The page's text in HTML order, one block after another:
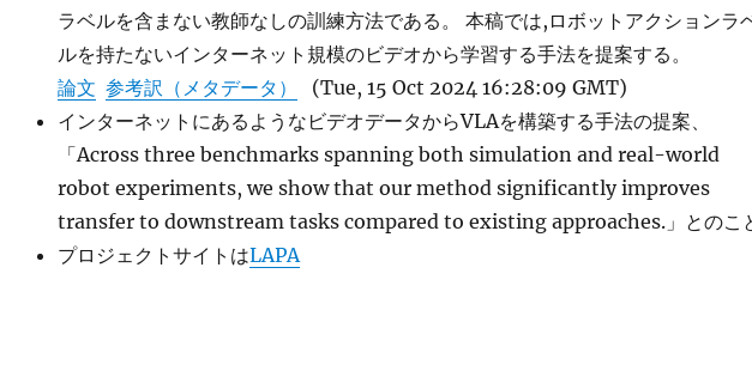
ラベルを含まない教師なしの訓練方法である。 本稿では,ロボットアクションラ
ルを持たないインターネット規模のビデオから学習する手法を提案する。
論文 参考訳（メタデータ）
(Tue, 15 Oct 2024 16:28:09 GMT)
インターネットにあるようなビデオデータからVLAを構築する手法の提案、
「Across three benchmarks spanning both simulation and real-world
robot experiments, we show that our method significantly improves
transfer to downstream tasks compared to existing approaches.」とのこ
プロジェクトサイトはLAPA